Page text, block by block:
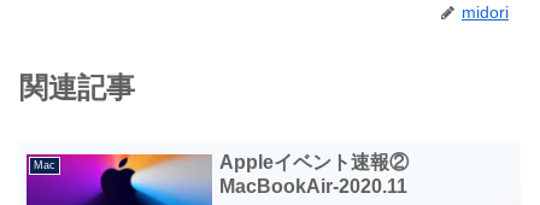
midori
関連記事
Mac
Appleイベント速報②
MacBookAir-2020.11